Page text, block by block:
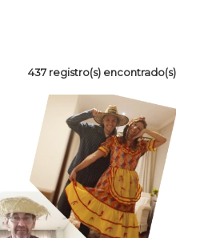
437 registro(s) encontrado(s)